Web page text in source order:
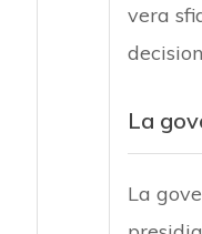
vera
La
La